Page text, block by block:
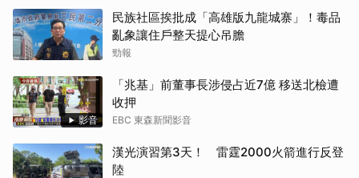
民族社區挨批成「高雄版九龍城寨」！毒品
亂象讓住戶整天提心吊膽
勁報
影音
「兆基」前董事長涉侵占近7億 移送北檢遭
收押
EBC 東森新聞影音
漢光演習第3天！ 雷霆2000火箭進行反登
陸